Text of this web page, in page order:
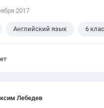
2017
Английский язык 6
Лебедев